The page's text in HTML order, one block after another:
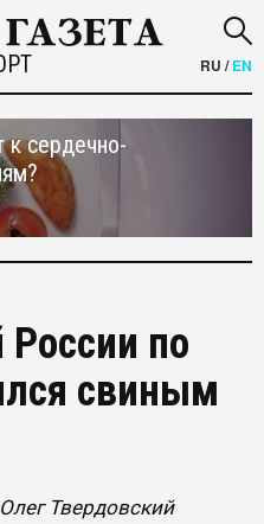
RU /EN
к сердечно-
России по
свиным
Твердовский